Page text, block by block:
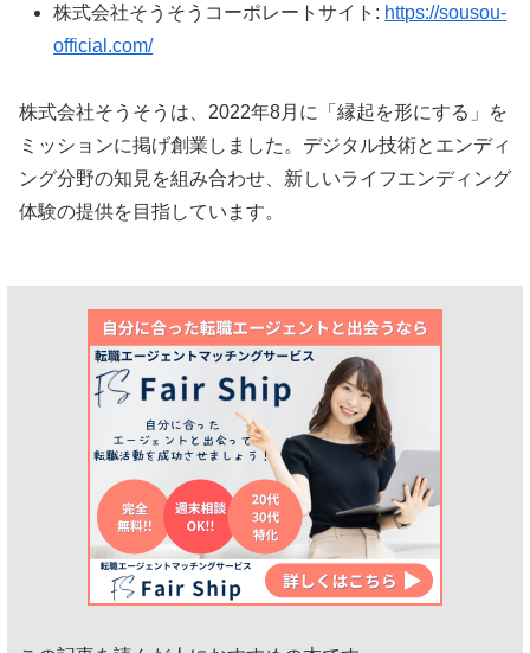
株式会社そうそうコーポレートサイト: https://sousou-
official.com/
株式会社そうそうは、2022年8月に「縁起を形にする」を
ミッションに掲げ創業しました。デジタル技術とエンディ
ング分野の知見を組み合わせ、新しいライフエンディング
体験の提供を目指しています。